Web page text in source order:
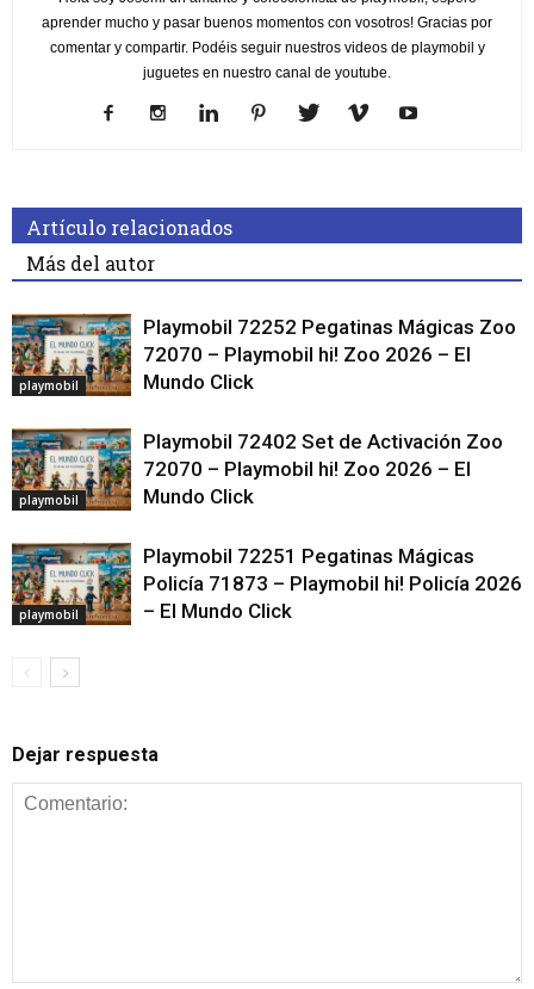
aprender mucho y pasar buenos momentos con vosotros! Gracias por
comentar y compartir. Podéis seguir nuestros videos de playmobil y
juguetes en nuestro canal de youtube.
Artículo relacionados
Más del autor
playmobil
Playmobil 72252 Pegatinas Mágicas Zoo
72070 – Playmobil hi! Zoo 2026 – El
Mundo Click
playmobil
Playmobil 72402 Set de Activación Zoo
72070 – Playmobil hi! Zoo 2026 – El
Mundo Click
playmobil
Playmobil 72251 Pegatinas Mágicas
Policía 71873 – Playmobil hi! Policía 2026
– El Mundo Click
Dejar respuesta